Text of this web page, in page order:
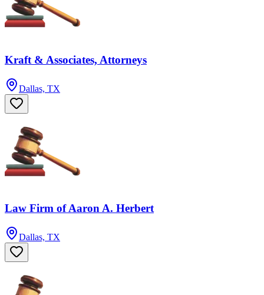
Kraft & Associates, Attorneys
Dallas, TX
Law Firm of Aaron A. Herbert
Dallas, TX